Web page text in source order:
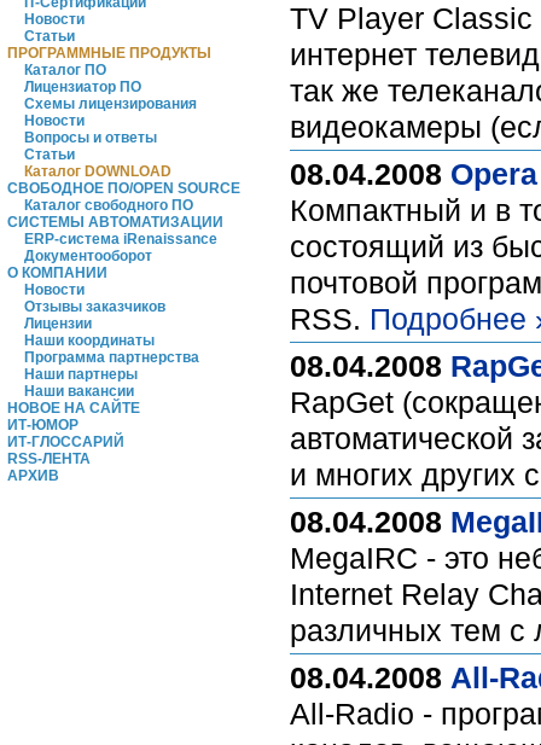
Новости
Статьи
ПРОГРАММНЫЕ ПРОДУКТЫ
Каталог ПО
Лицензиатор ПО
Схемы лицензирования
Новости
Вопросы и ответы
Статьи
Каталог DOWNLOAD
СВОБОДНОЕ ПО/OPEN SOURCE
Каталог свободного ПО
СИСТЕМЫ АВТОМАТИЗАЦИИ
ERP-система iRenaissance
Документооборот
О КОМПАНИИ
Новости
Отзывы заказчиков
Лицензии
Наши координаты
Программа партнерства
Наши партнеры
Наши вакансии
НОВОЕ НА САЙТЕ
ИТ-ЮМОР
ИТ-ГЛОССАРИЙ
RSS-ЛЕНТА
АРХИВ
TV Player Classic
интернет
так же
видеокамеры
08.04.2008
Компактный и в
состоящий из
почтовой
RSS. Подробнее
08.04.2008
RapGet
автоматической
и многих других
08.04.2008
MegaIRC - это
Internet Relay
различных тем
08.04.2008 All-
All-Radio -